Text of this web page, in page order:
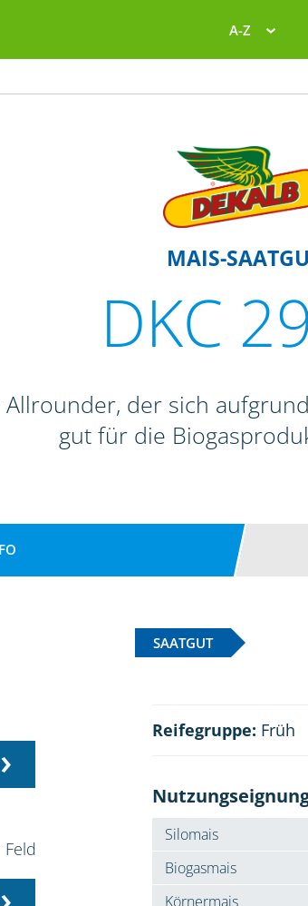
A-Z
MAIS-
DKC
Allrounder, der sich
gut für die
SAATGUT
Reifegruppe: Früh
Silomais
Biogasmais
Körnermais